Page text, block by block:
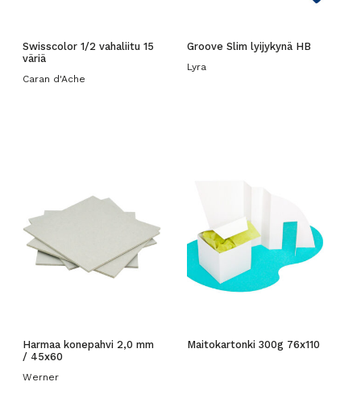
Swisscolor 1/2 vahaliitu 15
väriä
Caran d'Ache
Groove Slim lyijykynä HB
Lyra
Harmaa konepahvi 2,0 mm
/ 45x60
Werner
Maitokartonki 300g 76x110